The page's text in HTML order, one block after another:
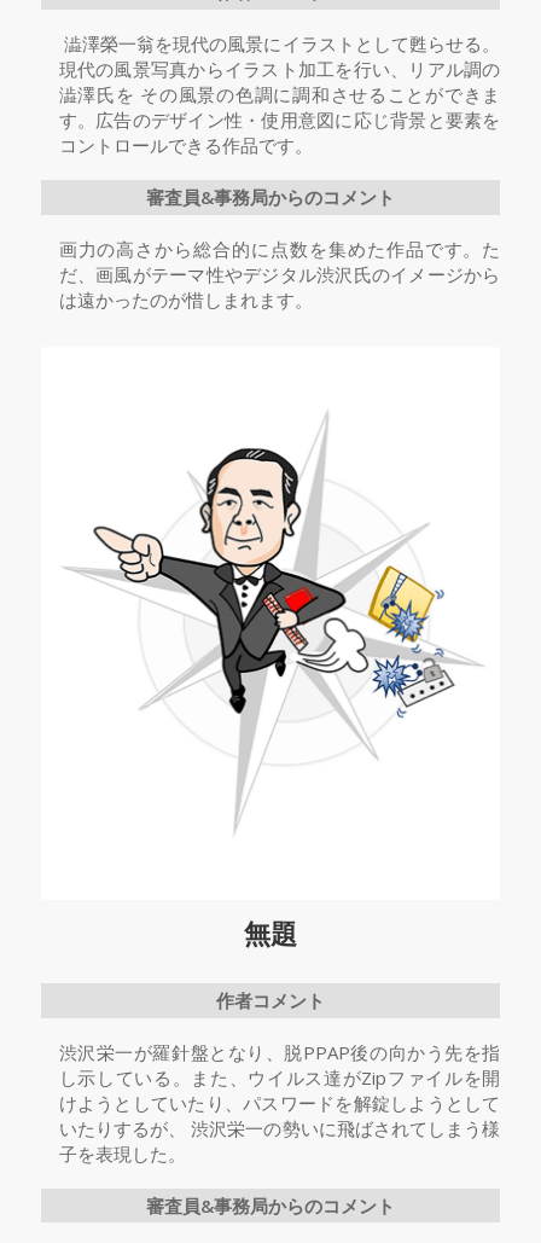
澁澤榮一翁を現代の風景にイラストとして甦らせる。
現代の風景写真からイラスト加工を行い、リアル調の
澁澤氏を その風景の色調に調和させることができま
す。広告のデザイン性・使用意図に応じ背景と要素を
コントロールできる作品です。
審査員&事務局からのコメント
画力の高さから総合的に点数を集めた作品です。た
だ、画風がテーマ性やデジタル渋沢氏のイメージから
は遠かったのが惜しまれます。
無題
作者コメント
渋沢栄一が羅針盤となり、脱PPAP後の向かう先を指
し示している。また、ウイルス達がZipファイルを開
けようとしていたり、パスワードを解錠しようとして
いたりするが、 渋沢栄一の勢いに飛ばされてしまう様
子を表現した。
審査員&事務局からのコメント